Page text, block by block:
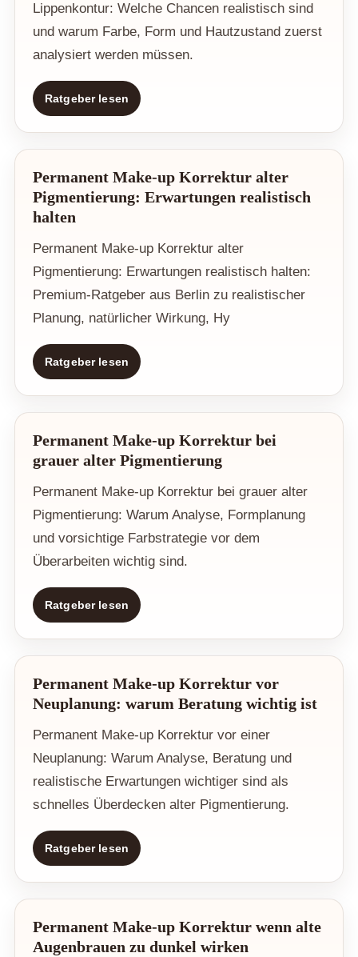
Lippenkontur: Welche Chancen realistisch sind
und warum Farbe, Form und Hautzustand zuerst
analysiert werden müssen.
Ratgeber lesen
Permanent Make-up Korrektur alter
Pigmentierung: Erwartungen realistisch
halten
Permanent Make-up Korrektur alter
Pigmentierung: Erwartungen realistisch halten:
Premium-Ratgeber aus Berlin zu realistischer
Planung, natürlicher Wirkung, Hy
Ratgeber lesen
Permanent Make-up Korrektur bei
grauer alter Pigmentierung
Permanent Make-up Korrektur bei grauer alter
Pigmentierung: Warum Analyse, Formplanung
und vorsichtige Farbstrategie vor dem
Überarbeiten wichtig sind.
Ratgeber lesen
Permanent Make-up Korrektur vor
Neuplanung: warum Beratung wichtig ist
Permanent Make-up Korrektur vor einer
Neuplanung: Warum Analyse, Beratung und
realistische Erwartungen wichtiger sind als
schnelles Überdecken alter Pigmentierung.
Ratgeber lesen
Permanent Make-up Korrektur wenn alte
Augenbrauen zu dunkel wirken